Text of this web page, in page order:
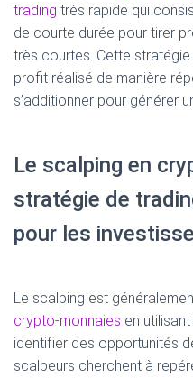
trading très rapide qui
de courte durée pour tirer
très courtes. Cette stratégie
profit réalisé de manière
s’additionner pour générer
Le scalping en
stratégie de
pour les
Le scalping est
crypto-monnaies en utilisant
identifier des opportunités
scalpeurs cherchent à